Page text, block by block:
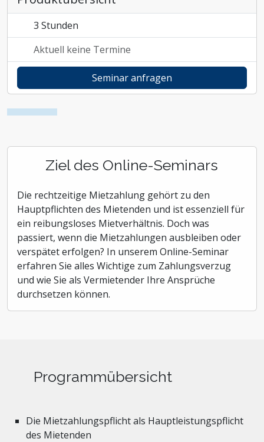
3 Stunden
Aktuell keine Termine
Seminar anfragen
Ziel des Online-Seminars
Die rechtzeitige Mietzahlung gehört zu den
Hauptpflichten des Mietenden und ist essenziell für
ein reibungsloses Mietverhältnis. Doch was
passiert, wenn die Mietzahlungen ausbleiben oder
verspätet erfolgen? In unserem Online-Seminar
erfahren Sie alles Wichtige zum Zahlungsverzug
und wie Sie als Vermietender Ihre Ansprüche
durchsetzen können.
Programmübersicht
Die Mietzahlungspflicht als Hauptleistungspflicht
des Mietenden